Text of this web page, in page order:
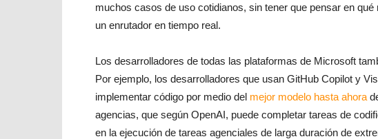
muchos casos de uso cotidianos, sin tener que pensar en
un enrutador en tiempo real.
Los desarrolladores de todas las plataformas de Microsoft
Por ejemplo, los desarrolladores que usan GitHub Copilot y
implementar código por medio del mejor modelo hasta ahora
agencias, que según OpenAI, puede completar tareas de
en la ejecución de tareas agenciales de larga duración de